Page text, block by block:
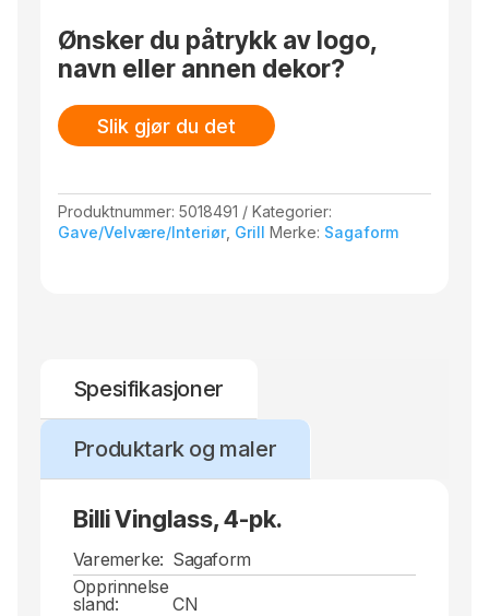
Vi anbefaler håndvask for å forlenge levetiden.
Beregnet for kjølte drikker.
Ønsker du påtrykk av logo,
navn eller annen dekor?
Slik gjør du det
Produktnummer:5018491
Kategorier:
Gave/Velvære/Interiør, Grill Merke: Sagaform
Spesifikasjoner
Produktark og maler
Billi Vinglass, 4-pk.
Varemerke: Sagaform
Opprinnelse
sland:
CN